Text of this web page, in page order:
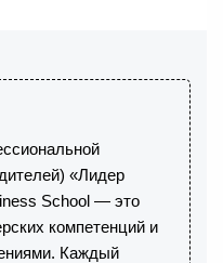
«Лидер
School — это
компетенций и
Каждый